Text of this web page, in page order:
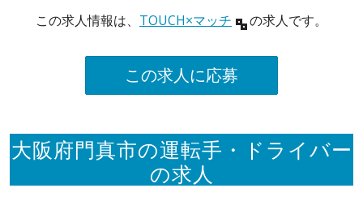
この求人情報は、 TOUCH×マッチ の求人です。
この求人に応募
大阪府門真市の運転手・ドライバー
の求人